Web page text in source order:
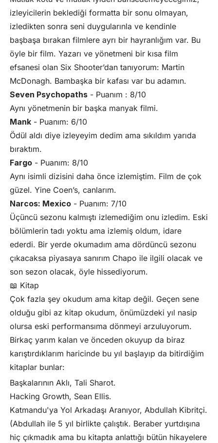
izleyicilerin beklediği formatta bir sonu olmayan,
izledikten sonra seni duygularınla ve kendinle
başbaşa bırakan filmlere ayrı bir hayranlığım var. Bu
öyle bir film. Yazarı ve yönetmeni bir kısa film
efsanesi olan Six Shooter’dan tanıyorum: Martin
McDonagh. Bambaşka bir kafası var bu adamın.
Seven Psychopaths - Puanım : 8/10
Aynı yönetmenin bir başka manyak filmi.
Mank - Puanım: 6/10
Ödül aldı diye izleyeyim dedim ama sıkıldım yarıda
bıraktım.
Fargo - Puanım: 8/10
Aynı isimli dizisini daha önce izlemiştim. Film de çok
güzel. Yine Coen’s, canlarım.
Narcos: Mexico - Puanım: 7/10
Üçüncü sezonu kalmıştı izlemediğim onu izledim. Eski
bölümlerin tadı yoktu ama izlemiş oldum, idare
ederdi. Bir yerde okumadım ama dördüncü sezonu
çıkacaksa piyasaya sanırım Chapo ile ilgili olacak ve
son sezon olacak, öyle hissediyorum.
📖 Kitap
Çok fazla şey okudum ama kitap değil. Geçen sene
olduğu gibi az kitap okudum, önümüzdeki yıl nasip
olursa eski performansıma dönmeyi arzuluyorum.
Birkaç yarım kalan ve önceden okuyup da biraz
karıştırdıklarım haricinde bu yıl başlayıp da bitirdiğim
kitaplar bunlar:
Başkalarının Aklı, Tali Sharot.
Hacking Growth, Sean Ellis.
Katmandu'ya Yol Arkadaşı Aranıyor, Abdullah Kibritçi.
(Abdullah ile 5 yıl birlikte çalıştık. Beraber yurtdışına
hiç çıkmadık ama bu kitapta anlattığı bütün hikayelere